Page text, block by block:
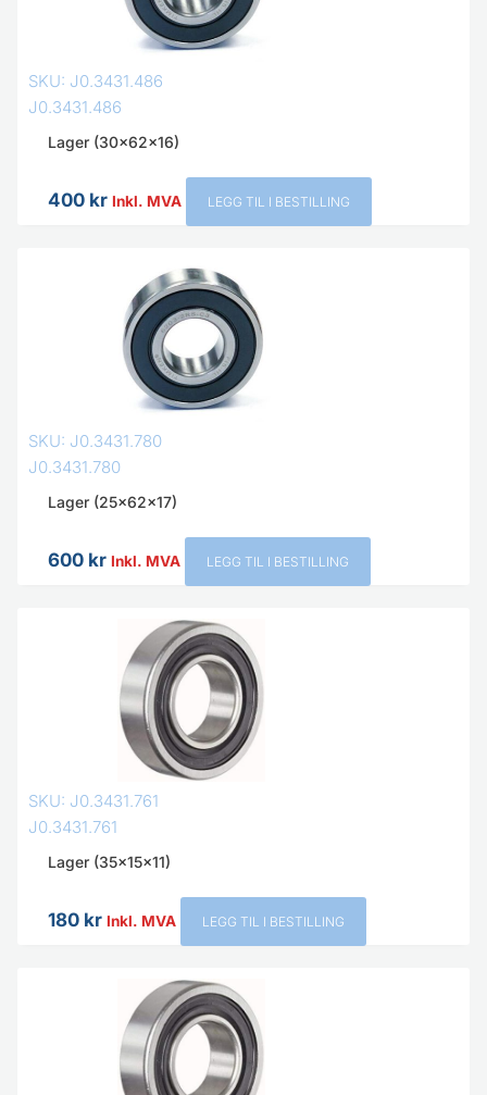
SKU: J0.3431.486
J0.3431.486
Lager (30x62x16)
400 kr Inkl. MVA LEGG TIL I BESTILLING
SKU: J0.3431.780
J0.3431.780
Lager (25x62x17)
600 kr Inkl. MVA LEGG TIL I BESTILLING
SKU: J0.3431.761
J0.3431.761
Lager (35x15x11)
180 kr Inkl. MVA LEGG TIL I BESTILLING